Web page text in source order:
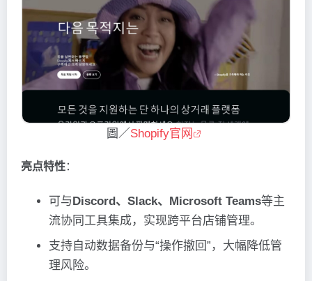
圖／Shopify官网
亮点特性：
可与Discord、Slack、Microsoft Teams等主
流协同工具集成，实现跨平台店铺管理。
支持自动数据备份与“操作撤回”，大幅降低管
理风险。